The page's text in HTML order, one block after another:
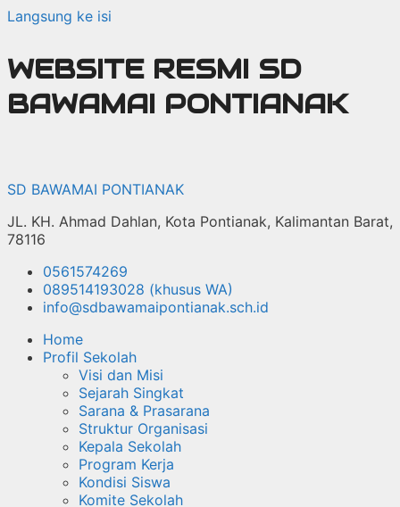
Langsung ke isi
WEBSITE RESMI SD
BAWAMAI PONTIANAK
SD BAWAMAI PONTIANAK
JL. KH. Ahmad Dahlan, Kota Pontianak, Kalimantan Barat,
78116
0561574269
089514193028 (khusus WA)
info@sdbawamaipontianak.sch.id
Home
Profil Sekolah
Visi dan Misi
Sejarah Singkat
Sarana & Prasarana
Struktur Organisasi
Kepala Sekolah
Program Kerja
Kondisi Siswa
Komite Sekolah